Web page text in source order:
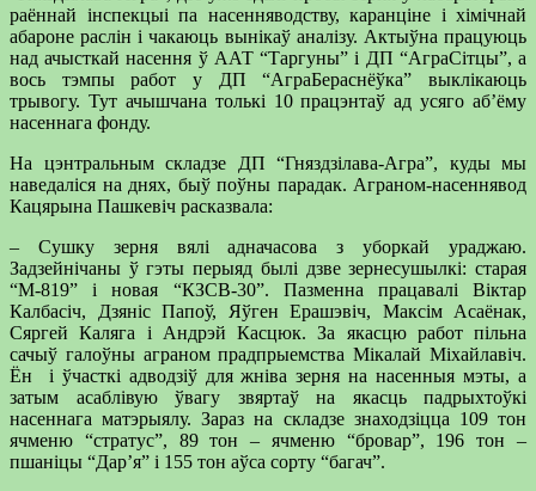
раённай інспекцыі па насенняводству, каранціне і хімічнай
абароне раслін і чакаюць вынікаў аналізу. Актыўна працуюць
над ачысткай насення ў ААТ “Таргуны” і ДП “АграСітцы”, а
вось тэмпы работ у ДП “АграБераснёўка” выклікаюць
трывогу. Тут ачышчана толькі 10 працэнтаў ад усяго аб’ёму
насеннага фонду.
На цэнтральным складзе ДП “Гняздзілава-Агра”, куды мы
наведаліся на днях, быў поўны парадак. Аграном-насеннявод
Кацярына Пашкевіч расказвала:
– Сушку зерня вялі адначасова з уборкай ураджаю.
Задзейнічаны ў гэты перыяд былі дзве зернесушылкі: старая
“М-819” і новая “КЗСВ-30”. Пазменна працавалі Віктар
Калбасіч, Дзяніс Папоў, Яўген Ерашэвіч, Максім Асаёнак,
Сяргей Каляга і Андрэй Касцюк. За якасцю работ пільна
сачыў галоўны аграном прадпрыемства Мікалай Міхайлавіч.
Ён і ўчасткі адводзіў для жніва зерня на насенныя мэты, а
затым асаблівую ўвагу звяртаў на якасць падрыхтоўкі
насеннага матэрыялу. Зараз на складзе знаходзіцца 109 тон
ячменю “стратус”, 89 тон – ячменю “бровар”, 196 тон –
пшаніцы “Дар’я” і 155 тон аўса сорту “багач”.